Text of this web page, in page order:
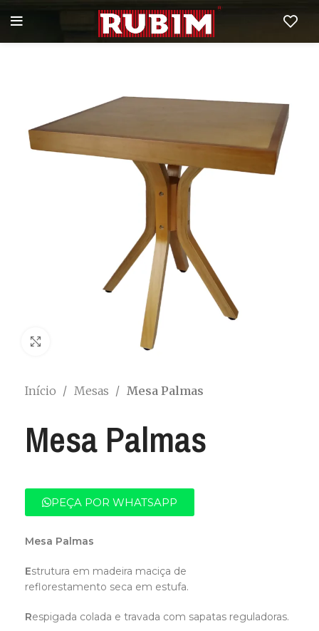
Clique para ampliar
Início Mesas Mesa Palmas
Mesa Palmas
PEÇA POR WHATSAPP
Mesa Palmas
Estrutura em madeira maciça de
reflorestamento seca em estufa.
Respigada colada e travada com sapatas reguladoras.